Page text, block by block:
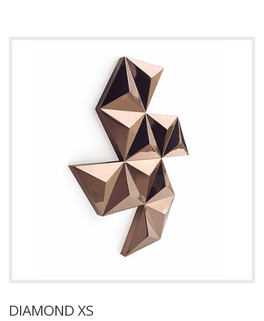
DIAMOND XS